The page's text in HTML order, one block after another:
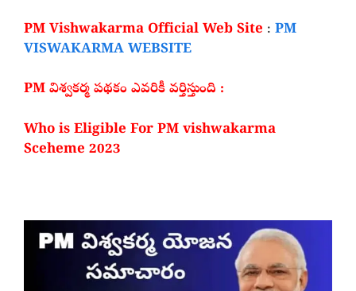
PM Vishwakarma Official Web Site : PM
VISWAKARMA WEBSITE
PM విశ్వకర్మ పథకం ఎవరికీ వర్తిస్తుంది :
Who is Eligible For PM vishwakarma
Sceheme 2023